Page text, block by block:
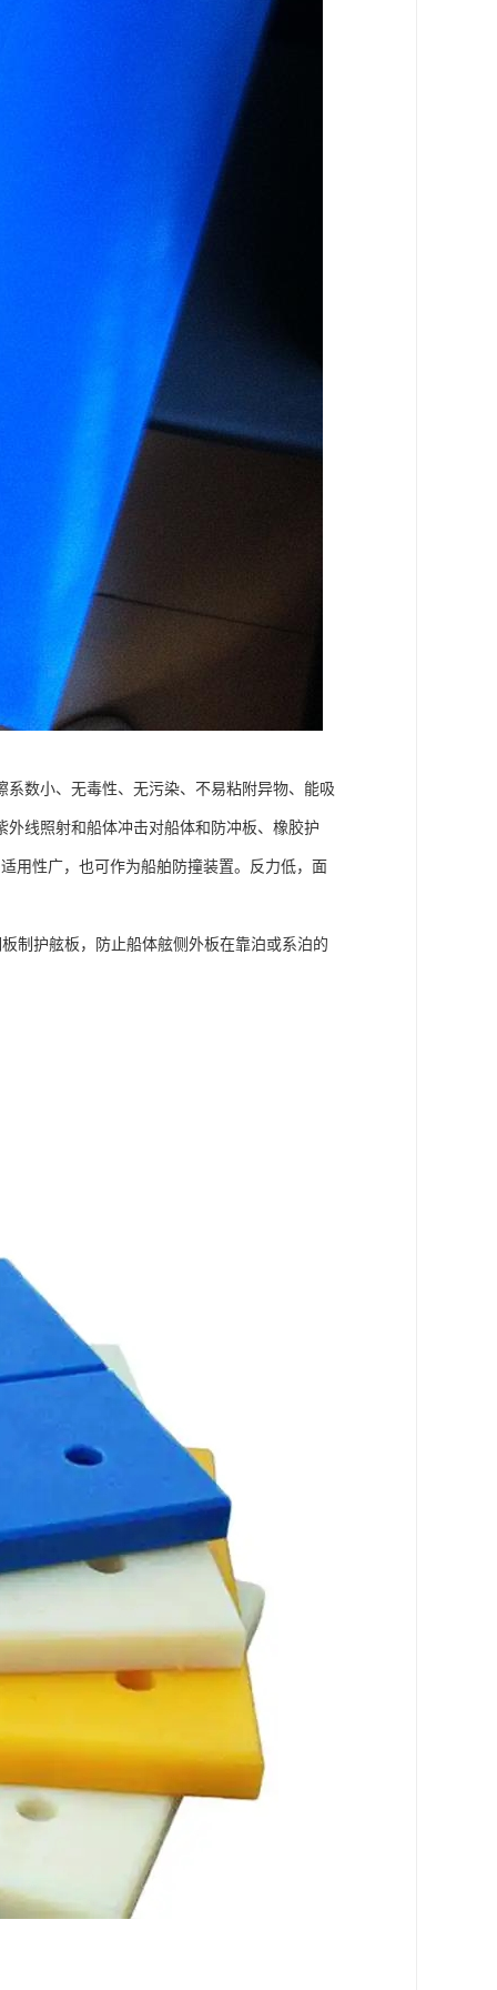
数小、无毒性、无污染、不易粘附异物、能吸
线照射和船体冲击对船体和防冲板、橡胶护
用性广，也可作为船舶防撞装置。反力低，面
制护舷板，防止船体舷侧外板在靠泊或系泊的